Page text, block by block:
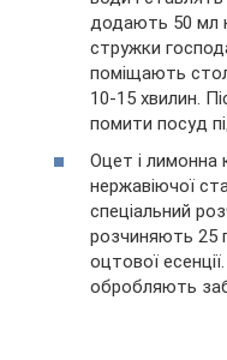
додають 50 мл
стружки
поміщають
10-15 хвилин.
помити посуд
Оцет і
нержавіючої
спеціальний
розчиняють 25
оцтової
обробляють